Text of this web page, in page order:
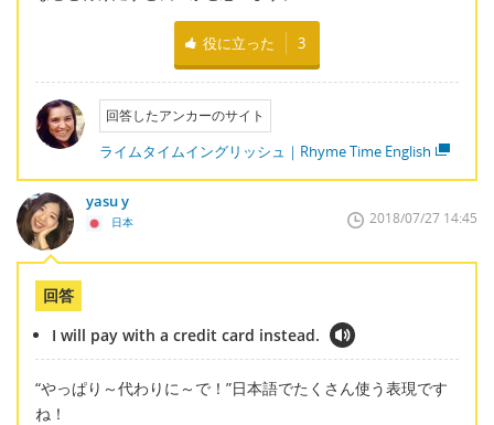
役に立った 3
回答したアンカーのサイト
ライムタイムイングリッシュ｜Rhyme Time English
yasu y
日本 2018/07/27 14:45
回答
I will pay with a credit card instead.
“やっぱり～代わりに～で！”日本語でたくさん使う表現です
ね！